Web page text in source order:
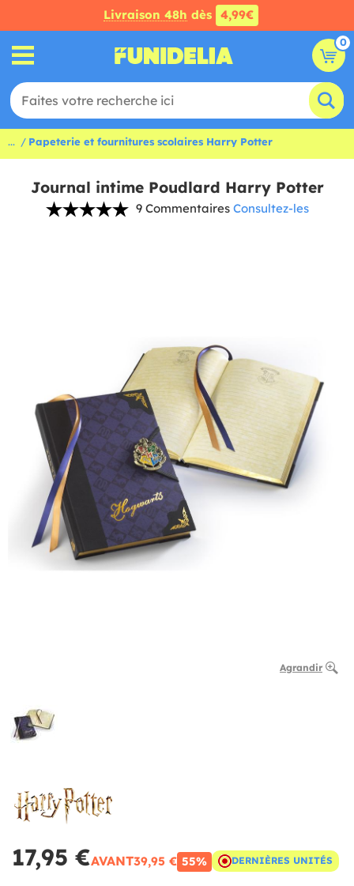
Livraison 48h dès 4,99€
0
... Papeterie et fournitures scolaires Harry Potter
Journal intime Poudlard Harry Potter
9 Commentaires Consultez-les
Agrandir
17,95 €AVANT39,95 € 55% DERNIÈRES UNITÉS